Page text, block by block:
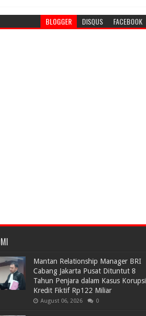
BLOGGER DISQUS FACEBOOK
Mantan Relationship Manager BRI
Cabang Jakarta Pusat Dituntut 8
Tahun Penjara dalam Kasus Korupsi
Kredit Fiktif Rp122 Miliar
August 06, 2026 0